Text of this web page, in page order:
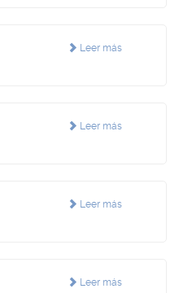
Leer más
Leer más
Leer más
Leer más